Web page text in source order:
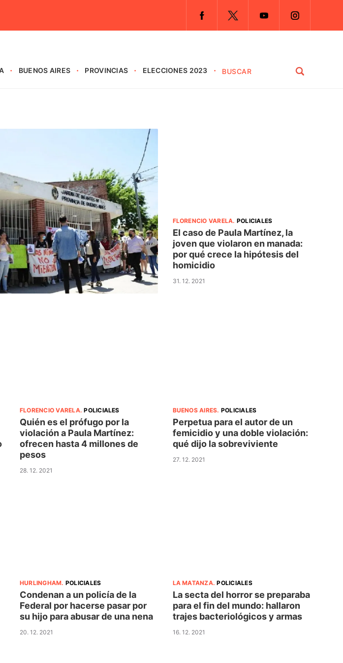
BUENOS AIRES PROVINCIAS ELECCIONES 2023
FLORENCIO VARELA. POLICIALES
El caso de Paula Martínez, la
joven que violaron en manada:
por qué crece la hipótesis del
homicidio
31. 12. 2021
FLORENCIO VARELA.POLICIALES
Quién es el prófugo por la
violación a Paula Martínez:
ofrecen hasta 4 millones de
pesos
28. 12. 2021
BUENOS AIRES. POLICIALES
Perpetua para el autor de un
femicidio y una doble violación:
qué dijo la sobreviviente
27. 12. 2021
HURLINGHAM. POLICIALES
Condenan a un policía de la
Federal por hacerse pasar por
su hijo para abusar de una nena
20. 12. 2021
LA MATANZA.POLICIALES
La secta del horror se preparaba
para el fin del mundo: hallaron
trajes bacteriológicos y armas
16. 12. 2021